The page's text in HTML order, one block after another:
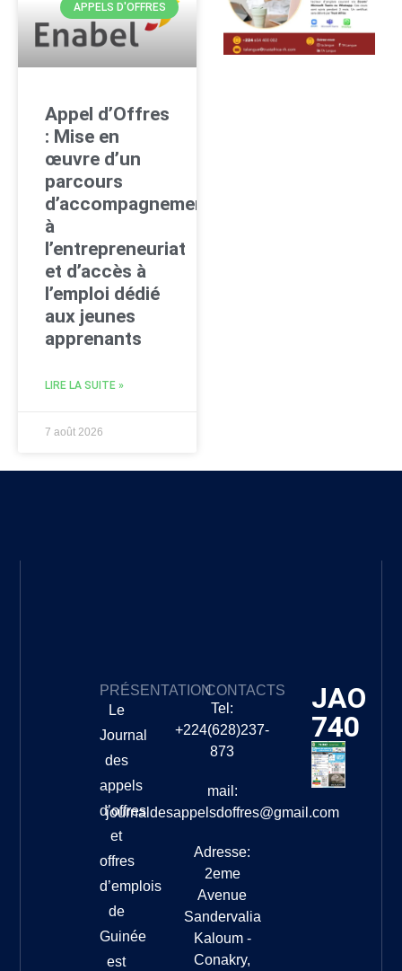
APPELS D'OFFRES
Appel d’Offres
: Mise en
œuvre d’un
parcours
d’accompagnement
à
l’entrepreneuriat
et d’accès à
l’emploi dédié
aux jeunes
apprenants
LIRE LA SUITE »
7 août 2026
PRÉSENTATION
Le
Journal
des
appels
d’offres
et
offres
d’emplois
de
Guinée
est
CONTACTS
Tel:
+224(628)237-
873
mail:
journaldesappelsdoffres@gmail.com
Adresse:
2eme
Avenue
Sandervalia
Kaloum -
Conakry,
JAO
740